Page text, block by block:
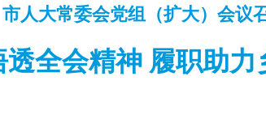
市人大常委会党组（扩大）会议
透全会精神 履职助力